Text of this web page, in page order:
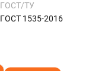
ГОСТ/ТУ
ГОСТ 1535-2016